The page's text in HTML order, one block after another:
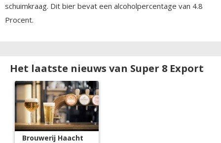
schuimkraag. Dit bier bevat een alcoholpercentage van 4.8
Procent.
Het laatste nieuws van Super 8 Export
Brouwerij Haacht